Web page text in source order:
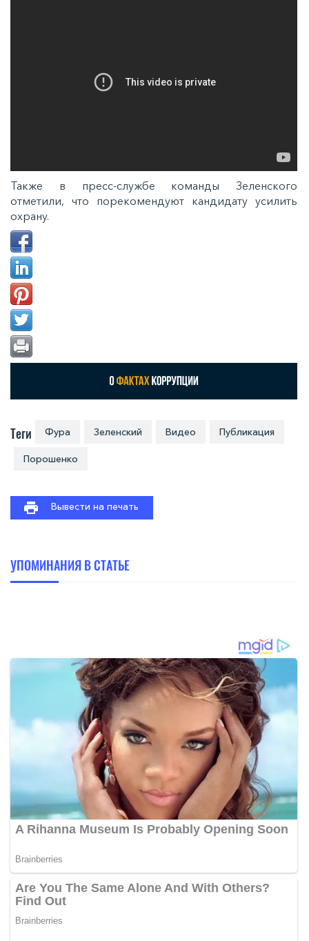
Также в пресс-службе команды Зеленского
отметили, что порекомендуют кандидату усилить
охрану.
Теги Фура Зеленский Видео Публикация
Порошенко
Вывести на печать
УПОМИНАНИЯ В СТАТЬЕ